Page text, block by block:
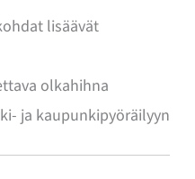
lisäävät
olkahihna
ja kaupunkipyöräilyyn